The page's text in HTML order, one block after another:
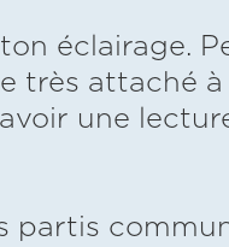
éclairage.
très attaché
une
partis